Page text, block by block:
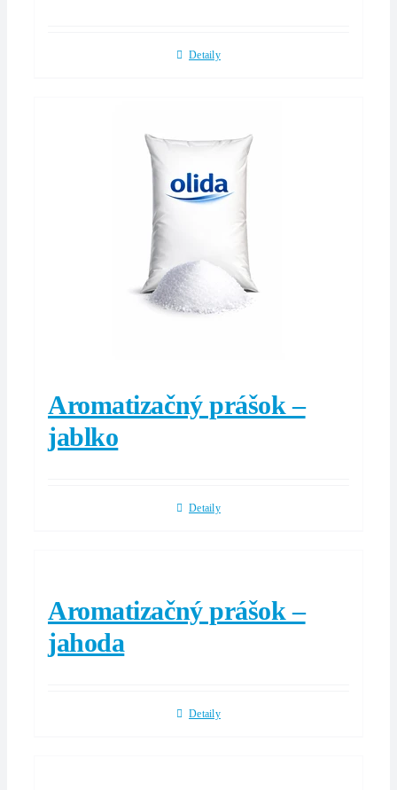
Detaily
Aromatizačný prášok –
jablko
Detaily
Aromatizačný prášok –
jahoda
Detaily